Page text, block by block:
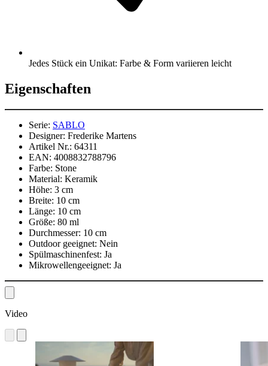
Jedes Stück ein Unikat: Farbe & Form variieren leicht
Eigenschaften
Serie: SABLO
Designer: Frederike Martens
Artikel Nr.: 64311
EAN: 4008832788796
Farbe: Stone
Material: Keramik
Höhe: 3 cm
Breite: 10 cm
Länge: 10 cm
Größe: 80 ml
Durchmesser: 10 cm
Outdoor geeignet: Nein
Spülmaschinenfest: Ja
Mikrowellengeeignet: Ja
Video